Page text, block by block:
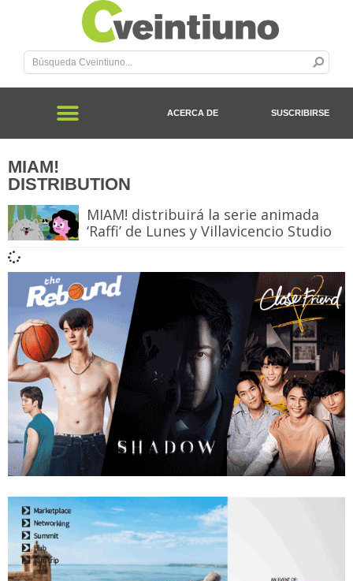
ACERCA DE SUSCRIBIRSE
MIAM!
DISTRIBUTION
MIAM! distribuirá la serie animada
‘Raffi’ de Lunes y Villavicencio Studio